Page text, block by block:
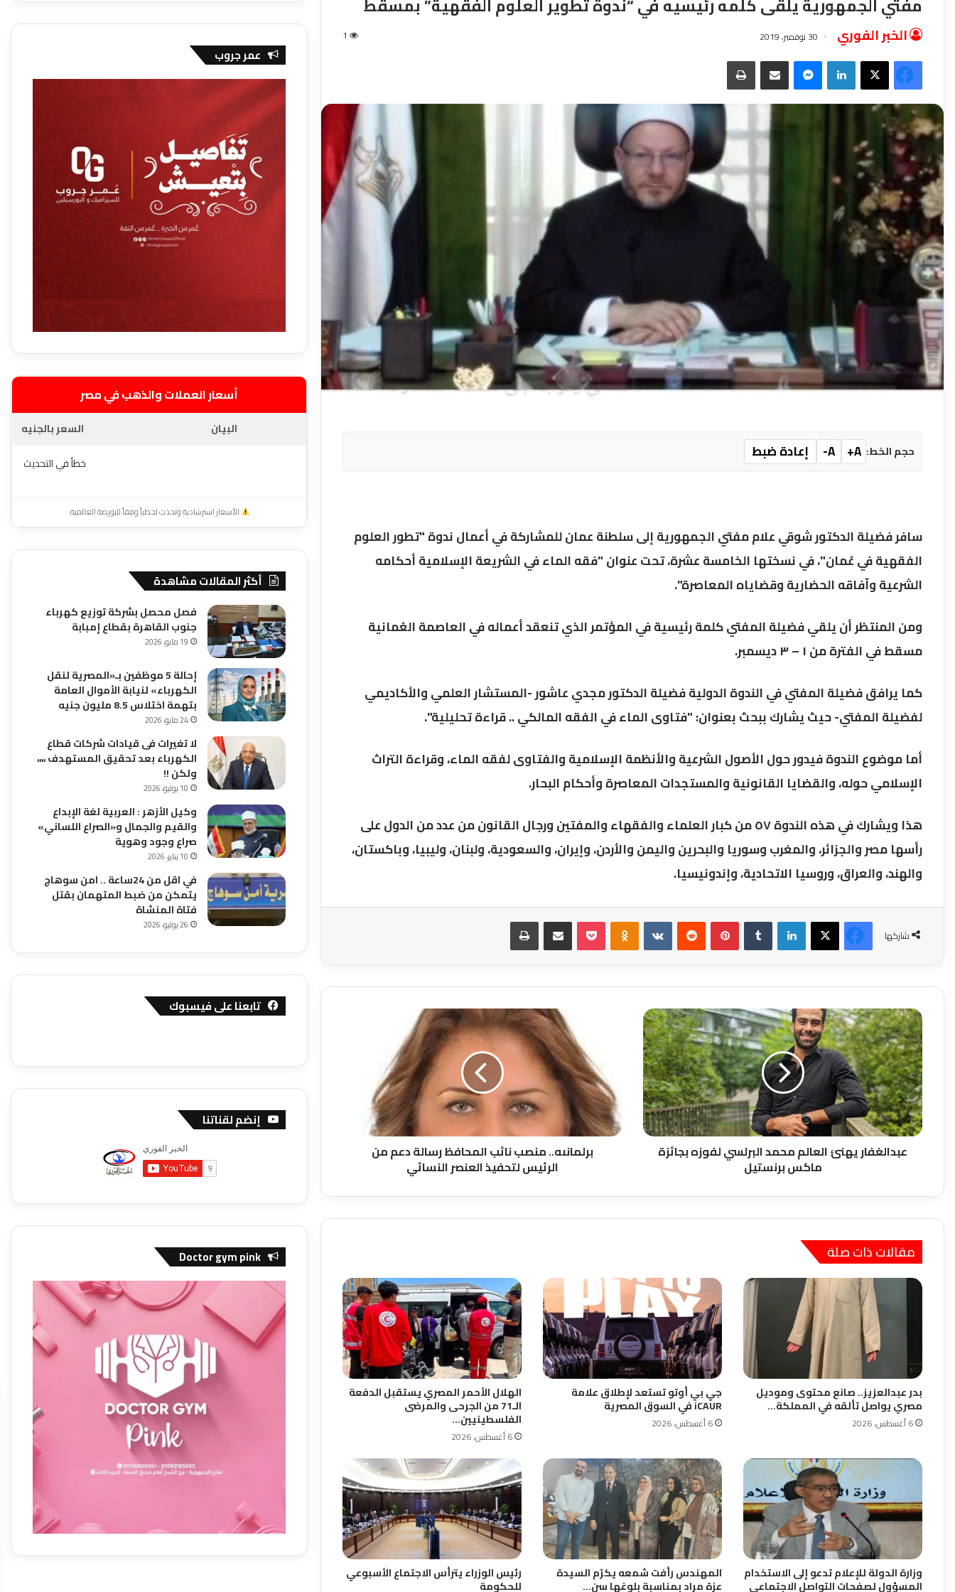
الخبر الفوري 30 نوفمبر، 2019 1
فيسبوك‫X لينكدإن ماسنجر مشاركة عبر البريد طباعة
حجم الخط: A+
A- إعادة ضبط
سافر فضيلة الدكتور شوقي علام مفتي الجمهورية إلى سلطنة عمان للمشاركة في أعمال ندوة "تطور العلوم
الفقهية في عُمان"، في نسختها الخامسة عشرة، تحت عنوان "فقه الماء في الشريعة الإسلامية أحكامه
الشرعية وآفاقه الحضارية وقضاياه المعاصرة".
ومن المنتظر أن يلقي فضيلة المفتي كلمة رئيسية في المؤتمر الذي تنعقد أعماله في العاصمة العُمانية
مسقط في الفترة من ١ – ٣ ديسمبر.
كما يرافق فضيلة المفتي في الندوة الدولية فضيلة الدكتور مجدي عاشور -المستشار العلمي والأكاديمي
لفضيلة المفتي- حيث يشارك ببحث بعنوان: "فتاوى الماء في الفقه المالكي .. قراءة تحليلية".
أما موضوع الندوة فيدور حول الأصول الشرعية والأنظمة الإسلامية والفتاوى لفقه الماء، وقراءة التراث
الإسلامي حوله، والقضايا القانونية والمستجدات المعاصرة وأحكام البحار.
هذا ويشارك في هذه الندوة ٥٧ من كبار العلماء والفقهاء والمفتين ورجال القانون من عدد من الدول على
رأسها مصر والجزائر، والمغرب وسوريا والبحرين واليمن والأردن، وإيران، والسعودية، ولبنان، وليبيا، وباكستان،
والهند، والعراق، وروسيا الاتحادية، وإندونيسيا.
شاركها
فيسبوك‫X لينكدإن بينتيريست Odnoklassniki
‫Pocket مشاركة عبر البريد طباعة
عبدالغفار
يهنئ
العالم
محمد
البرلسي
لفوزه
بجائزة
ماكس
برنستيل
عبدالغفار يهنئ العالم محمد البرلسي لفوزه بجائزة
ماكس برنستيل
المحافظ
رسالة
دعم
من
الرئيس
لتحفيذ
برلمانىه.. منصب نائب المحافظ رسالة دعم من
الرئيس لتحفيذ العنصر النسائي
مقالات ذات صلة
بدر عبدالعزيز.. صانع محتوى وموديل
مصري يواصل تألقه في المملكة…
6 أغسطس، 2026
جي بي أوتو تستعد لإطلاق علامة
iCAUR في السوق المصرية
6 أغسطس، 2026
الهلال الأحمر المصري يستقبل الدفعة
الـ71 من الجرحى والمرضى
الفلسطينيين…
6 أغسطس، 2026
وزارة الدولة للإعلام تدعو إلى الاستخدام
المسؤول لصفحات التواصل الاجتماعى
المهندس رأفت شمعه يكرّم السيدة
عزة مراد بمناسبة بلوغها سن…
رئيس الوزراء يترأس الاجتماع الأسبوعي
للحكومة
عمر جروب
أسعار العملات والذهب في مصر
البيان
السعر بالجنيه
خطأ في التحديث
الأسعار استرشادية وتحدث لحظياً وفقاً للبورصة العالمية.
أكثر المقالات مشاهدة
فصل محصل بشركة توزيع كهرباء
جنوب القاهرة بقطاع إمبابة
19 مايو، 2026
إحالة 5 موظفين بـ«المصرية لنقل
الكهرباء» لنيابة الأموال العامة
بتهمة اختلاس 8.5 مليون جنيه
24 مايو، 2026
لا تغيرات فى قيادات شركات قطاع
الكهرباء بعد تحقيق المستهدف ،،،،
ولكن !!
10 يوليو، 2026
وكيل الأزهر : العربية لغة الإبداع
والقيم والجمال و«الصراع اللساني»
صراع وجود وهوية
10 يناير، 2026
في اقل من 24ساعة .. امن سوهاج
يتمكن من ضبط المتهمان بقتل
فتاة المنشاة
26 يوليو، 2026
تابعنا على فيسبوك
إنضم لقناتنا
Doctor gym pink